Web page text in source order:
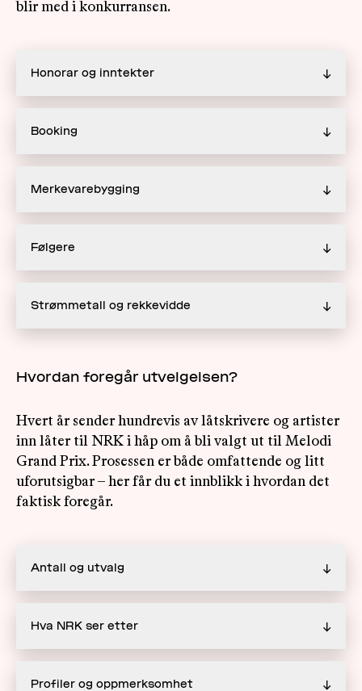
blir med i konkurransen.
Honorar og inntekter ↓
Booking ↓
Merkevarebygging ↓
Følgere ↓
Strømmetall og rekkevidde ↓
Hvordan foregår utvelgelsen?
Hvert år sender hundrevis av låtskrivere og artister
inn låter til NRK i håp om å bli valgt ut til Melodi
Grand Prix. Prosessen er både omfattende og litt
uforutsigbar – her får du et innblikk i hvordan det
faktisk foregår.
Antall og utvalg ↓
Hva NRK ser etter ↓
Profiler og oppmerksomhet ↓